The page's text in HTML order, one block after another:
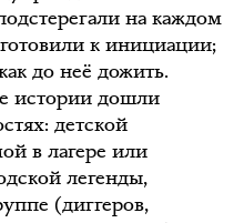
на каждом
к инициации;
до неё дожить.
истории дошли
детской
в лагере или
легенды,
(диггеров,